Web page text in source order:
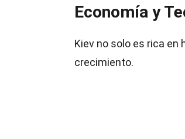
Economía y
Kiev no solo es rica
crecimiento.